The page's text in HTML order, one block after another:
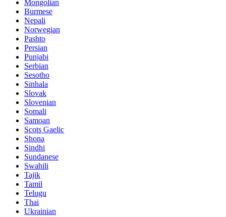
Mongolian
Burmese
Nepali
Norwegian
Pashto
Persian
Punjabi
Serbian
Sesotho
Sinhala
Slovak
Slovenian
Somali
Samoan
Scots Gaelic
Shona
Sindhi
Sundanese
Swahili
Tajik
Tamil
Telugu
Thai
Ukrainian